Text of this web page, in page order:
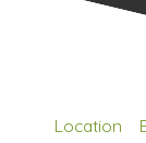
Location